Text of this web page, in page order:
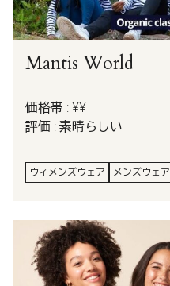
Mantis World
価格帯 : ¥¥
評価 : 素晴らしい
ウィメンズウェア メンズウェア